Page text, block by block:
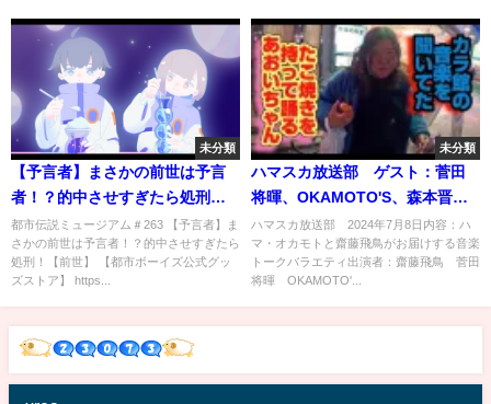
未分類
【予言者】まさかの前世は予言
者！？的中させすぎたら処刑！
【前世】
都市伝説ミュージアム＃263 【予言者】ま
さかの前世は予言者！？的中させすぎたら
処刑！【前世】 【都市ボーイズ公式グッ
ズストア】 https...
未分類
ハマスカ放送部 ゲスト：菅田
将暉、OKAMOTO'S、森本晋太
郎 7月8日
ハマスカ放送部 2024年7月8日内容：ハ
マ・オカモトと齋藤飛鳥がお届けする音楽
トークバラエティ出演者：齋藤飛鳥 菅田
将暉 OKAMOTO'...